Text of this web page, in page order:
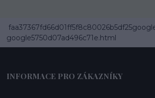
google5750d07ad496c71e.html
INFORMACE PRO ZÁKAZNÍKY